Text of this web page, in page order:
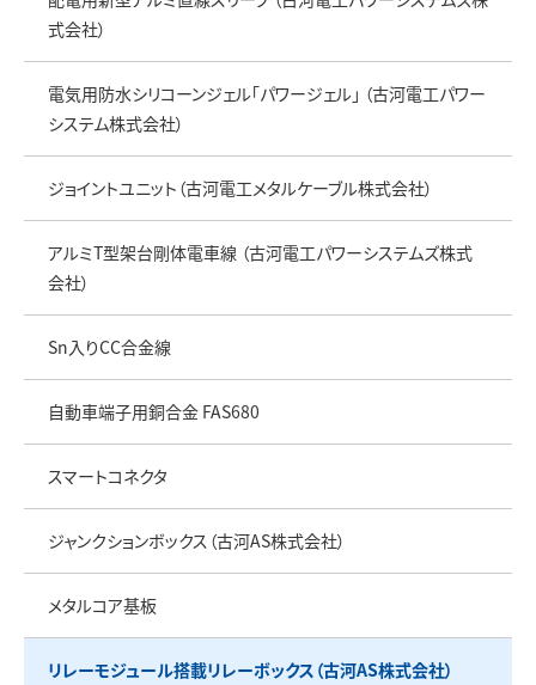
式会社）
電気用防水シリコーンジェル「パワージェル」 （古河電工パワー
システム株式会社）
ジョイントユニット（古河電工メタルケーブル株式会社）
アルミT型架台剛体電車線 （古河電工パワーシステムズ株式
会社）
Sn入りCC合金線
自動車端子用銅合金 FAS680
スマートコネクタ
ジャンクションボックス（古河AS株式会社）
メタルコア基板
リレーモジュール搭載リレーボックス（古河AS株式会社）